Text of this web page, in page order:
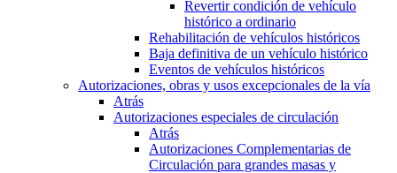
Revertir condición de vehículo
histórico a ordinario
Rehabilitación de vehículos históricos
Baja definitiva de un vehículo histórico
Eventos de vehículos históricos
Autorizaciones, obras y usos excepcionales de la vía
Atrás
Autorizaciones especiales de circulación
Atrás
Autorizaciones Complementarias de
Circulación para grandes masas y